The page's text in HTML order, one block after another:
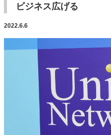
TOP
新着記事
インタビュー
カテゴリー一覧
SDGs・地域
ポストプレス ビジ
人事・移転・異動・訃報
特集記事カテゴリー一覧
特集・デジタル印刷 アイデアで勝負
ビジネス広げる
2022.6.6